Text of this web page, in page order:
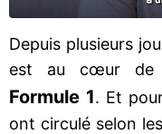
Depuis plusieurs
est au cœur de
Formule 1. Et
ont circulé selon